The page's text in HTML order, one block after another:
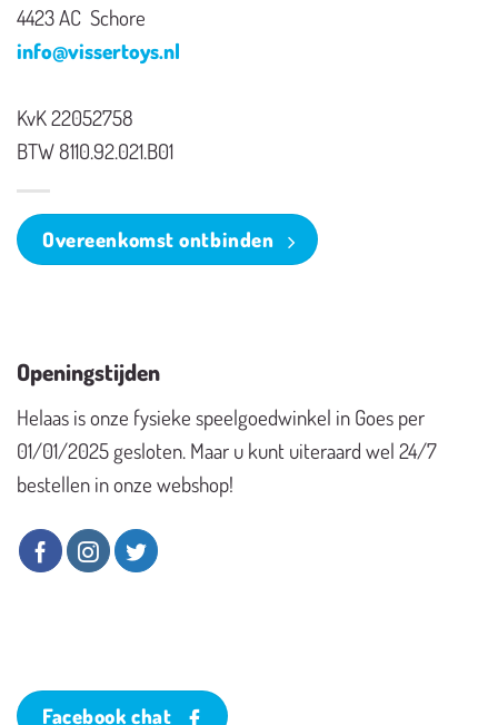
4423 AC Schore
info@vissertoys.nl
KvK 22052758
BTW 8110.92.021.B01
Overeenkomst ontbinden
Openingstijden
Helaas is onze fysieke speelgoedwinkel in Goes per
01/01/2025 gesloten. Maar u kunt uiteraard wel 24/7
bestellen in onze webshop!
Facebook chat